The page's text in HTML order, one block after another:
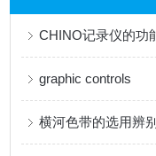
CHINO记录仪的功
graphic controls
横河色带的选用辨